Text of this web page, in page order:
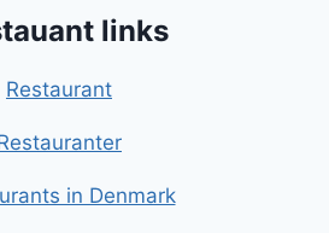
links
Restaurant
in Denmark